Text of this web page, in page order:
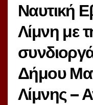
Ναυτική
Λίμνη με
Δήμου
Λίμνης –